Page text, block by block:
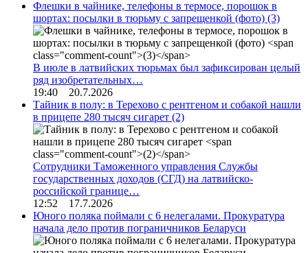
Флешки в чайнике, телефоны в термосе, порошок в
шортах: посылки в тюрьму с запрещенкой (фото) (3)
В июле в латвийских тюрьмах был зафиксирован целый
ряд изобретательных…
19:40 20.7.2026
Тайник в полу: в Терехово с рентгеном и собакой нашли
в прицепе 280 тысяч сигарет (2)
Сотрудники Таможенного управления Службы
государственных доходов (СГД) на латвийско-
российской границе…
12:52 17.7.2026
Юного поляка поймали с 6 нелегалами. Прокуратура
начала дело против пограничников Беларуси